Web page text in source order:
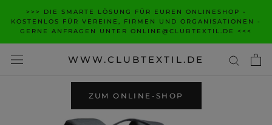
Inhalt
wechseln
>>> DIE SMARTE LÖSUNG FÜR EUREN ONLINESHOP -
KOSTENLOS FÜR VEREINE, FIRMEN UND ORGANISATIONEN -
GERNE ANFRAGEN UNTER ONLINE@CLUBTEXTIL.DE <<<
WWW.CLUBTEXTIL.DE
ZUM ONLINE-SHOP